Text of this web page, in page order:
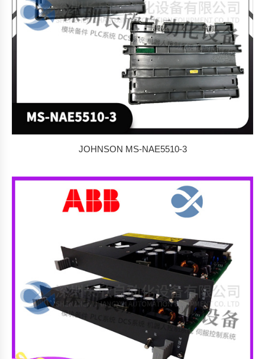
JOHNSON MS-NAE5510-3